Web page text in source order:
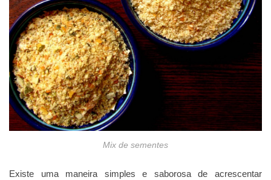
Mix de sementes
Existe uma maneira simples e saborosa de acrescentar